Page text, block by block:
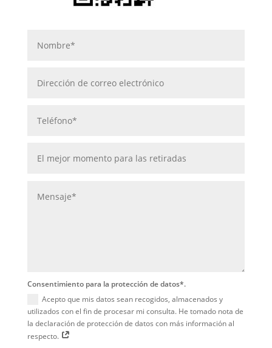
Consentimiento para la protección de datos*.
Acepto que mis datos sean recogidos, almacenados y
utilizados con el fin de procesar mi consulta. He tomado nota de
la declaración de protección de datos con más información al
respecto.